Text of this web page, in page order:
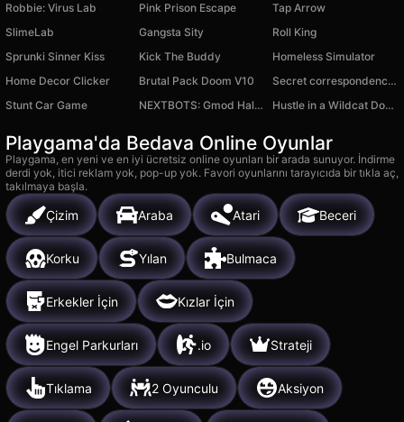
Robbie: Virus Lab Pink Prison Escape
Tap Arrow
SlimeLab
Gangsta Sity
Roll King
Sprunki Sinner Kiss
Kick The Buddy
Homeless Simulator
Home Decor Clicker
Brutal Pack Doom V10
Secret correspondence with the teacher
Stunt Car Game
NEXTBOTS: Gmod Half-Life Edition Hustle in a Wildcat Dodge Challenger
Playgama'da Bedava Online Oyunlar
Playgama, en yeni ve en iyi ücretsiz online oyunları bir arada sunuyor. İndirme
derdi yok, itici reklam yok, pop-up yok. Favori oyunlarını tarayıcıda bir tıkla aç,
takılmaya başla.
Çizim Araba Atari Beceri
Korku Yılan Bulmaca
Erkekler İçin Kızlar İçin
Engel Parkurları .io Strateji
Tıklama 2 Oyunculu Aksiyon